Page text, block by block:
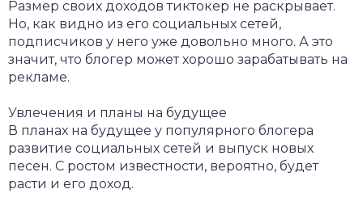
Размер своих доходов тиктокер не раскрывает.
Но, как видно из его социальных сетей,
подписчиков у него уже довольно много. А это
значит, что блогер может хорошо зарабатывать на
рекламе.
Увлечения и планы на будущее
В планах на будущее у популярного блогера
развитие социальных сетей и выпуск новых
песен. С ростом известности, вероятно, будет
расти и его доход.